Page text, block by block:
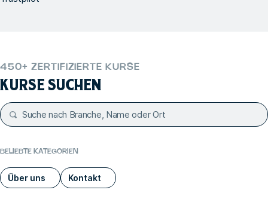
450+ ZERTIFIZIERTE KURSE
KURSE SUCHEN
BELIEBTE KATEGORIEN
Über uns Kontakt